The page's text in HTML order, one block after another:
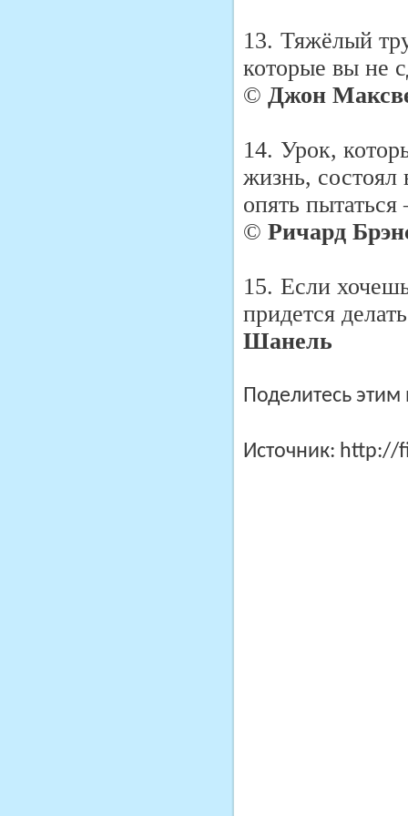
13. Тяжёлый
которые вы не
© Джон
14. Урок,
жизнь, состоял
опять
© Ричард
15. Если
придется
Шанель
Поделитесь
Источник: http://